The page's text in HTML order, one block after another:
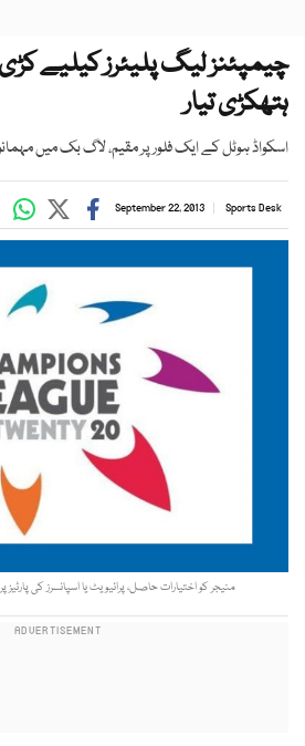
چیمپئنز لیگ پلیئرز کیلیے
ہتھکڑی تیار
اسکواڈ ہوٹل کے ایک فلور پر مقیم، لاگ بک میں
Sports Desk
September 22, 2013
منیجر کو اختیارات حاصل، پرائیویٹ یا اسپانسرز کی پارٹیز